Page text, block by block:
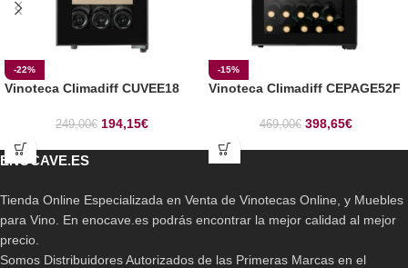
-22%
Vinoteca Climadiff CUVEE18
249,00€ 194,15€
-15%
Vinoteca Climadiff CEPAGE52F
469,00€ 398,65€
ENOCAVE.ES
Tienda Online Especializada en Venta de Vinotecas Online, y Muebles
para Vino. En enocave.es podrás encontrar la mejor calidad al mejor
precio.
Somos Distribuidores Autorizados de las Primeras Marcas en el